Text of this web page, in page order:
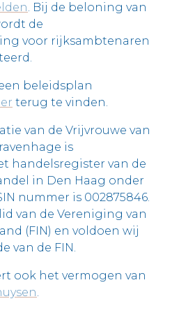
. Bij de beloning van
de
voor rijksambtenaren
beleidsplan
terug te vinden.
van de Vrijvrouwe van
is
handelsregister van de
in Den Haag onder
nummer is 002875846.
van de Vereniging van
(FIN) en voldoen wij
van de FIN.
ook het vermogen van
.